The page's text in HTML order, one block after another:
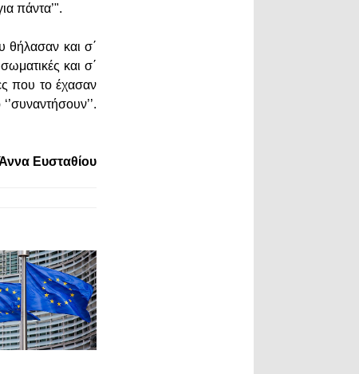
πάντα’".
θήλασαν και σ΄
και σ΄
που το έχασαν
Ευσταθίου